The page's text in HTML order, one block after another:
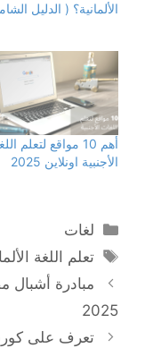
الألمانية؟ ( الدليل
أهم 10 مواقع لتعلم
الأجنبية اونلاين 2025
التصنيفات
لغات
الوسوم
تعلم اللغة
مبادرة أشبال
2025
تعرف على